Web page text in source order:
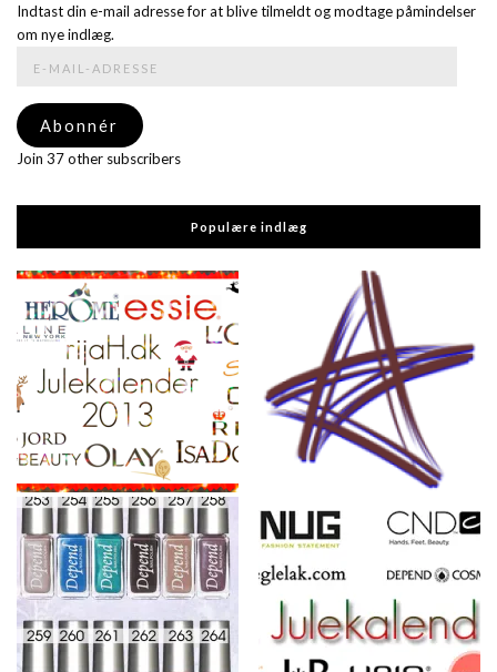
Indtast din e-mail adresse for at blive tilmeldt og modtage påmindelser
om nye indlæg.
adresse
Abonnér
Join 37 other subscribers
Populære indlæg